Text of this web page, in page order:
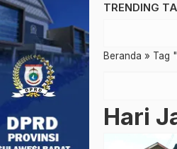
TRENDING
Beranda » Tag
Hari